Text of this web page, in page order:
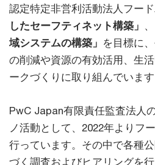
認定特定非営利活動法人フー
したセーフティネット構築」 、
域システムの構築」 を目標に
の削減や資源の有効活用、生
ークづくりに取り組んでいます
PwC Japan有限責任監査法人
ノ活動として、2022年よりフ
行っています。その中で各種
づく調査およびヒアリングを